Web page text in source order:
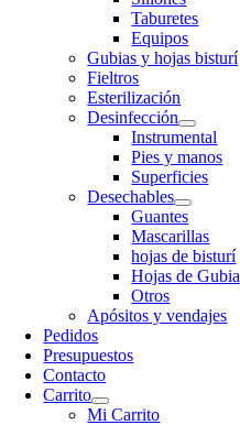
Taburetes
Equipos
Gubias y hojas bisturí
Fieltros
Esterilización
Desinfección
Instrumental
Pies y manos
Superficies
Desechables
Guantes
Mascarillas
hojas de bisturí
Hojas de Gubia
Otros
Apósitos y vendajes
Pedidos
Presupuestos
Contacto
Carrito
Mi Carrito